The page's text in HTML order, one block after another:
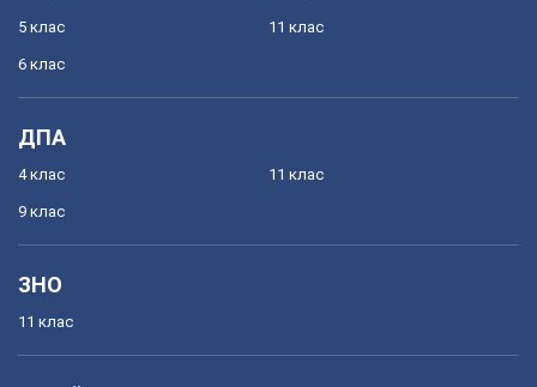
5 клас
6 клас
11 клас
ДПА
4 клас
9 клас
11 клас
ЗНО
11 клас